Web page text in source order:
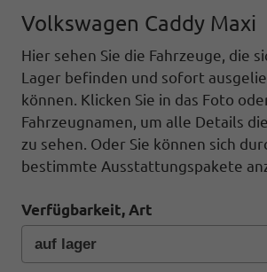
Volkswagen Caddy Maxi
Hier sehen Sie die Fahrzeuge, die
Lager befinden und sofort
können. Klicken Sie in das Foto
Fahrzeugnamen, um alle Details
zu sehen. Oder Sie können sich
bestimmte Ausstattungspakete
Verfügbarkeit, Art